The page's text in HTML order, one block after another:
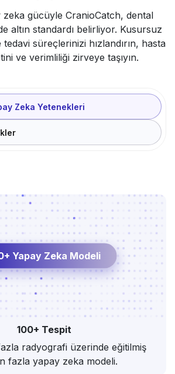
zeka gücüyle CranioCatch, dental
altın standardı belirliyor. Kusursuz
tedavi süreçlerinizi hızlandırın, hasta
ve verimliliği zirveye taşıyın.
Zeka Yetenekleri
Yapay Zeka Modeli
100+ Tespit
radyografi üzerinde eğitilmiş
fazla yapay zeka modeli.